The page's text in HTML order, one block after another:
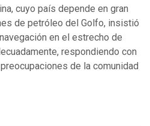
cuyo país depende en gran
de petróleo del Golfo, insistió
en el estrecho de
respondiendo con
de la comunidad